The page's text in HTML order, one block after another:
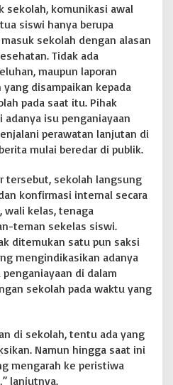
sekolah, komunikasi awal
siswi hanya berupa
sekolah dengan alasan
Tidak ada
maupun laporan
disampaikan kepada
pada saat itu. Pihak
isu penganiayaan
perawatan lanjutan di
mulai beredar di publik.
tersebut, sekolah langsung
konfirmasi internal secara
wali kelas, tenaga
teman sekelas siswi.
ditemukan satu pun saksi
mengindikasikan adanya
di dalam
sekolah pada waktu yang
di sekolah, tentu ada yang
Namun hingga saat ini
mengarah ke peristiwa
lanjutnya.